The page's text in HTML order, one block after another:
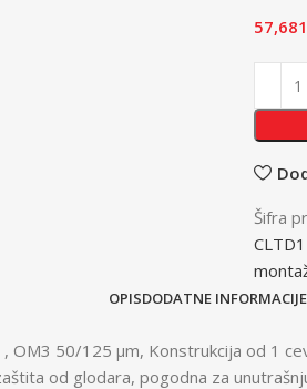
Šifra
OPISDODATNE INFORMACIJE
OM3 50/125 μm, Konstrukcija od 1
od glodara, pogodna za